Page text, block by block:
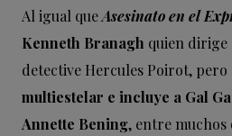
Al igual queAsesinato en el
Kenneth Branagh quien
detective Hercules Poirot, pero
multiestelar e incluye a Gal
Annette Bening, entre muchos